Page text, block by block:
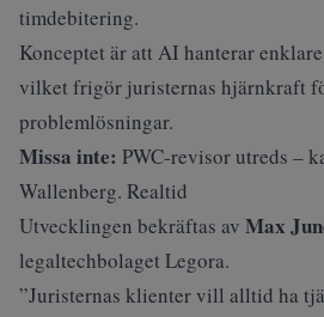
timdebitering.
Konceptet är att AI hanterar
vilket frigör juristernas hjärnkraft
problemlösningar.
Missa inte: PWC-revisor utreds –
Wallenberg. Realtid
Utvecklingen bekräftas av Max
legaltechbolaget Legora.
”Juristernas klienter vill alltid ha